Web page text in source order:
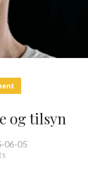
og tilsyn
06-05